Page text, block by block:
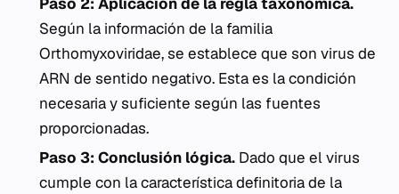
Según la información de la familia
Orthomyxoviridae, se establece que son virus de
ARN de sentido negativo. Esta es la condición
necesaria y suficiente según las fuentes
proporcionadas.
Paso 3: Conclusión lógica. Dado que el virus
cumple con la característica definitoria de la